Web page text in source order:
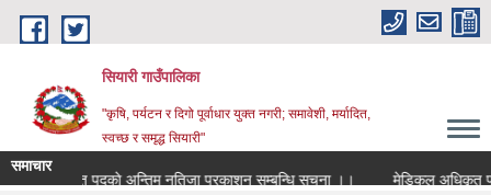
Skip to main content
सियारी गाउँपालिका
"कृषि, पर्यटन र दिगो पूर्वाधार युक्त नगरी; समावेशी, मर्यादित,
स्वच्छ र समृद्ध सियारी"
समाचार
मेडिकल अधिकृत पदकाे अन्तिम नतिजा प्रकाशन सम्बन्धि सुचना ।।
मेडिकल अधिकृत